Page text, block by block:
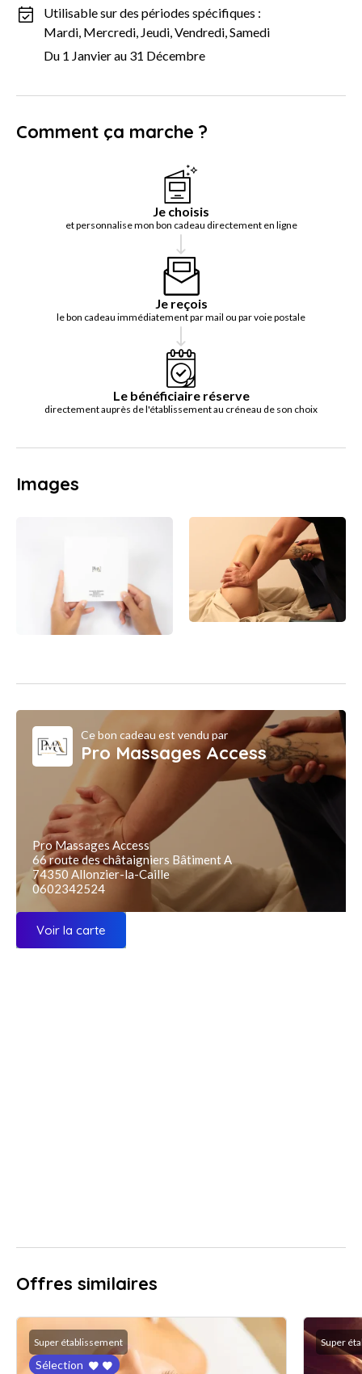
Utilisable sur des périodes spécifiques :
Mardi, Mercredi, Jeudi, Vendredi, Samedi
Du 1 Janvier au 31 Décembre
Comment ça marche ?
Je choisis
et personnalise mon bon cadeau directement en ligne
Je reçois
le bon cadeau immédiatement par mail ou par voie postale
Le bénéficiaire réserve
directement auprès de l'établissement au créneau de son choix
Images
Ce bon cadeau est vendu par
Pro Massages Access
Pro Massages Access
66 route des châtaigniers Bâtiment A
74350 Allonzier-la-Caille
0602342524
Voir la carte
Offres similaires
Super établissement
Sélection
Super